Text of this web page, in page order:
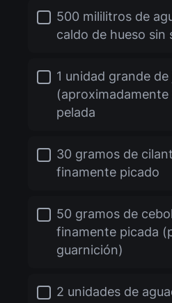
500 mililitros de
caldo de hueso sin
1 unidad grande de
pelada
30 gramos de
finamente picado
50 gramos de
finamente picada
guarnición)
2 unidades de